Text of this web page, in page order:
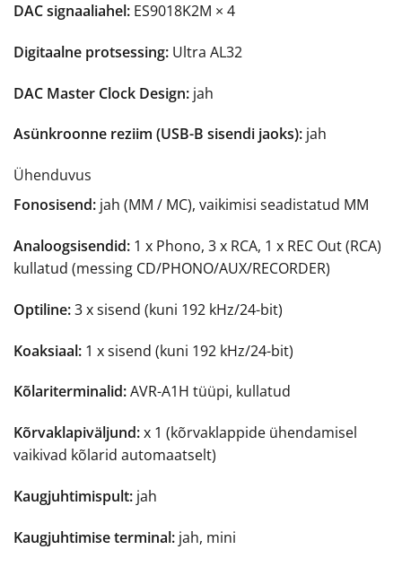
DAC signaaliahel: ES9018K2M × 4
Digitaalne protsessing: Ultra AL32
DAC Master Clock Design: jah
Asünkroonne reziim (USB-B sisendi jaoks): jah
Ühenduvus
Fonosisend: jah (MM / MC), vaikimisi seadistatud MM
Analoogsisendid: 1 x Phono, 3 x RCA, 1 x REC Out (RCA)
kullatud (messing CD/PHONO/AUX/RECORDER)
Optiline:3 x sisend (kuni 192 kHz/24-bit)
Koaksiaal: 1 x sisend (kuni 192 kHz/24-bit)
Kõlariterminalid:AVR-A1H tüüpi, kullatud
Kõrvaklapiväljund:x 1 (kõrvaklappide ühendamisel
vaikivad kõlarid automaatselt)
Kaugjuhtimispult: jah
Kaugjuhtimise terminal: jah, mini